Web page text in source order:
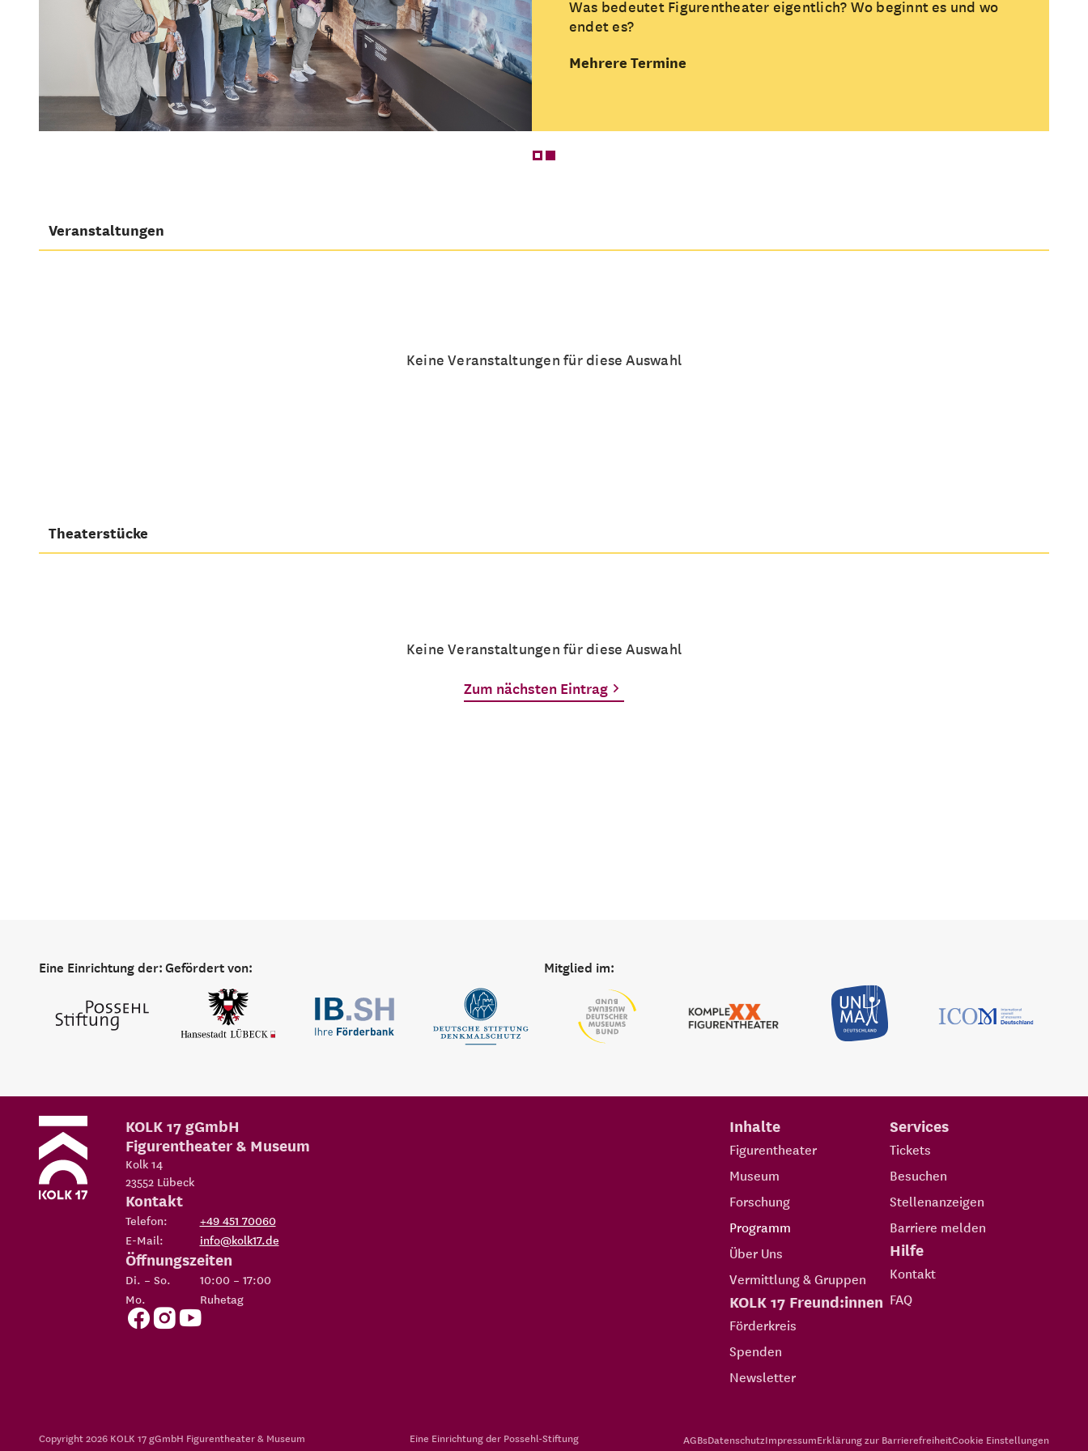
Was bedeutet Figurentheater eigentlich? Wo beginnt es und wo
endet es?
Mehrere Termine
Veranstaltungen
Keine Veranstaltungen für diese Auswahl
Theaterstücke
Keine Veranstaltungen für diese Auswahl
Zum nächsten Eintrag
Eine Einrichtung der:Gefördert von: Mitglied im:
Inhalte
Figurentheater
Museum
Forschung
Programm
Über Uns
Vermittlung & Gruppen
KOLK 17 Freund:innen
Förderkreis
Spenden
Newsletter
Services
Tickets
Besuchen
Stellenanzeigen
Barriere melden
Hilfe
Kontakt
FAQ
KOLK 17 gGmbH
Figurentheater & Museum
Kolk 14
23552 Lübeck
Kontakt
Telefon:
+49 451 70060
E-Mail:
info@kolk17.de
Öffnungszeiten
Di. – So.
10:00 – 17:00
Mo.
Ruhetag
Copyright 2026 KOLK 17 gGmbH Figurentheater & Museum Eine Einrichtung der Possehl-Stiftung AGBsDatenschutzImpressumErklärung zur BarrierefreiheitCookie Einstellungen